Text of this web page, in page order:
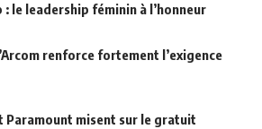
: le leadership féminin à l’honneur
renforce fortement l’exigence
Paramount misent sur le gratuit